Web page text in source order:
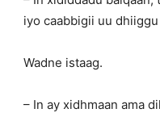
iyo caabbigii uu
Wadne istaag.
– In ay xidhmaan ama